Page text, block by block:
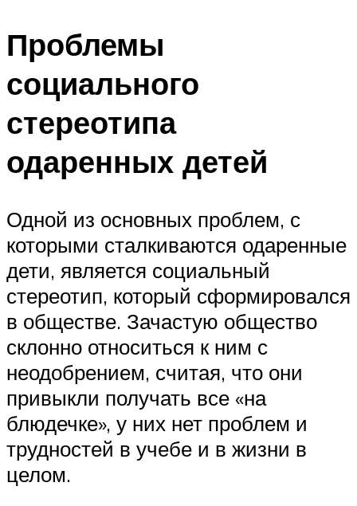
Проблемы
социального
стереотипа
одаренных детей
Одной из основных проблем, с
которыми сталкиваются одаренные
дети, является социальный
стереотип, который сформировался
в обществе. Зачастую общество
склонно относиться к ним с
неодобрением, считая, что они
привыкли получать все «на
блюдечке», у них нет проблем и
трудностей в учебе и в жизни в
целом.